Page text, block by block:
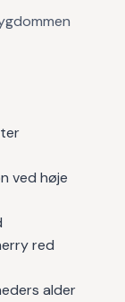
ved høje
red
alder